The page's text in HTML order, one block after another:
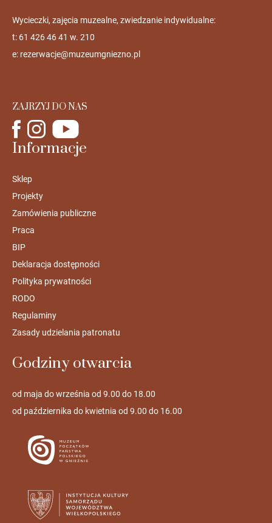
Wycieczki, zajęcia muzealne, zwiedzanie indywidualne:
t: 61 426 46 41 w. 210
e: rezerwacje@muzeumgniezno.pl
ZAJRZYJ DO NAS
Informacje
Sklep
Projekty
Zamówienia publiczne
Praca
BIP
Deklaracja dostępności
Polityka prywatności
RODO
Regulaminy
Zasady udzielania patronatu
Godziny otwarcia
od maja do września od 9.00 do 18.00
od października do kwietnia od 9.00 do 16.00